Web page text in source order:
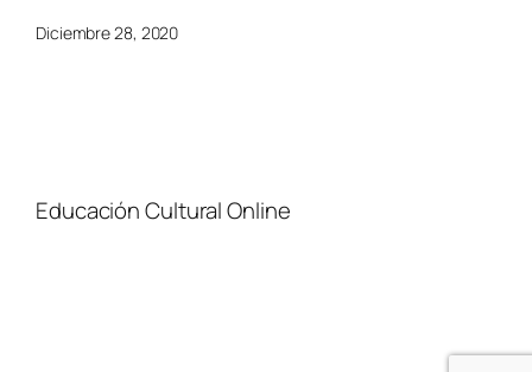
Diciembre 28, 2020
Educación Cultural Online